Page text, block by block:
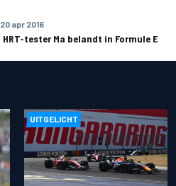
20 apr 2016
tester Ma belandt in Formule E
UITGELICHT